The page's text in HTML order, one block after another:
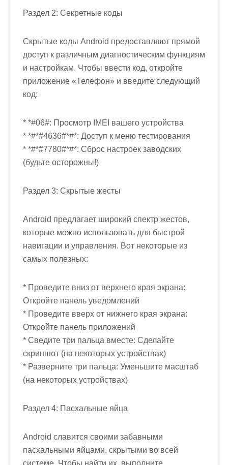
Раздел 2: Секретные коды
Скрытые коды Android предоставляют прямой
доступ к различным диагностическим функциям
и настройкам. Чтобы ввести код, откройте
приложение «Телефон» и введите следующий
код:
* *#06#: Просмотр IMEI вашего устройства
* *#*#4636#*#*: Доступ к меню тестирования
* *#*#7780#*#*: Сброс настроек заводских
(будьте осторожны!)
Раздел 3: Скрытые жесты
Android предлагает широкий спектр жестов,
которые можно использовать для быстрой
навигации и управления. Вот некоторые из
самых полезных:
* Проведите вниз от верхнего края экрана:
Откройте панель уведомлений
* Проведите вверх от нижнего края экрана:
Откройте панель приложений
* Сведите три пальца вместе: Сделайте
скриншот (на некоторых устройствах)
* Разверните три пальца: Уменьшите масштаб
(на некоторых устройствах)
Раздел 4: Пасхальные яйца
Android славится своими забавными
пасхальными яйцами, скрытыми во всей